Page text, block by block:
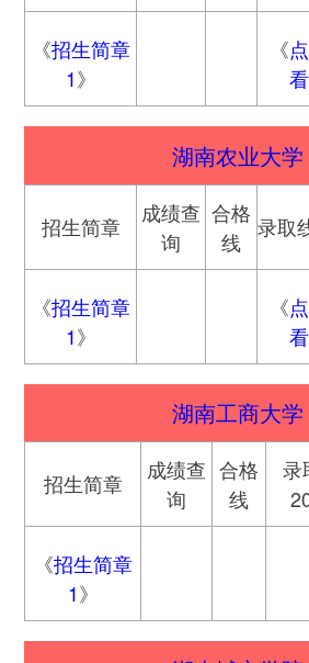
《招生简章
1》
《
看
湖南农业大学
招生简章
成绩查
询
合格
线
录取
《招生简章
1》
《
看
湖南工商大学
招生简章
成绩查
询
合格
线
录
《招生简章
1》